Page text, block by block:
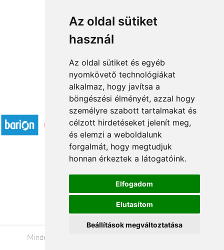
Az oldal sütiket
használ
Az oldal sütiket és egyéb
nyomkövető technológiákat
alkalmaz, hogy javítsa a
böngészési élményét, azzal hogy
személyre szabott tartalmakat és
célzott hirdetéseket jelenít meg,
és elemzi a weboldalunk
forgalmát, hogy megtudjuk
honnan érkeztek a látogatóink.
Elfogadom
Elutasítom
Beállítások megváltoztatása
1 2
Elfogadott fizetési módok
Á.SZ.F.
Impresszum
Adatkezelési tájékoztató
Minden jog fenntartva © 2026 |